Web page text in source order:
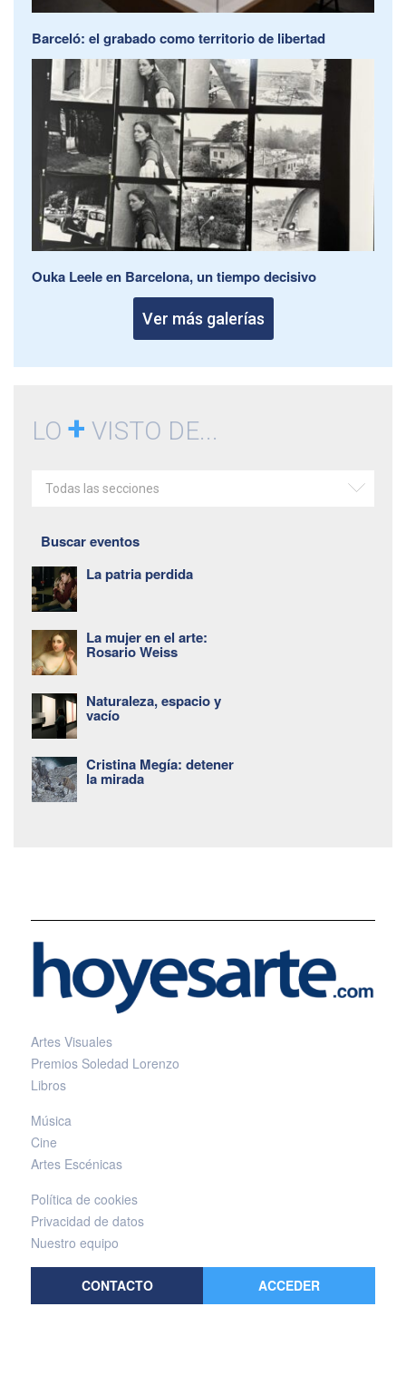
Barceló: el grabado como territorio de libertad
Ouka Leele en Barcelona, un tiempo decisivo
Ver más galerías
LO + VISTO DE...
Todas las secciones
Buscar eventos
La patria perdida
La mujer en el arte:
Rosario Weiss
Naturaleza, espacio y
vacío
Cristina Megía: detener
la mirada
Artes Visuales
Premios Soledad Lorenzo
Libros
Música
Cine
Artes Escénicas
Política de cookies
Privacidad de datos
Nuestro equipo
CONTACTO ACCEDER